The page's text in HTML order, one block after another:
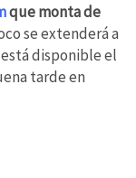
que monta de
se extenderá a
disponible el
tarde en